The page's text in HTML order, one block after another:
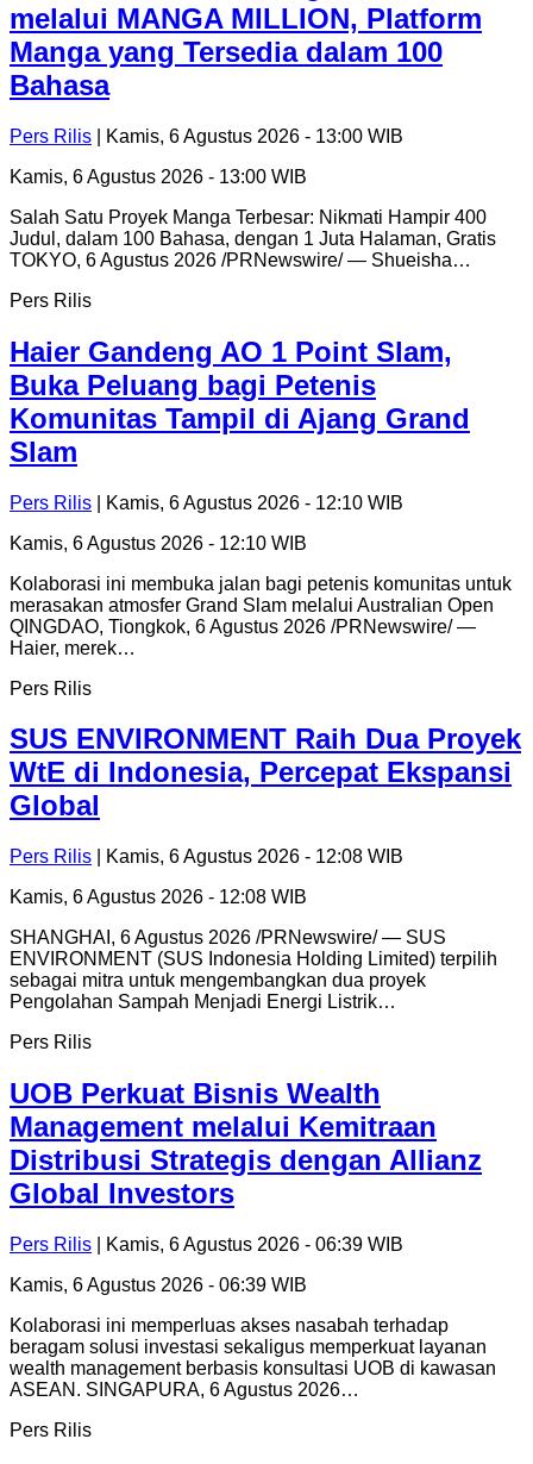
melalui MANGA MILLION, Platform
Manga yang Tersedia dalam 100
Bahasa
Pers Rilis | Kamis, 6 Agustus 2026 - 13:00 WIB
Kamis, 6 Agustus 2026 - 13:00 WIB
Salah Satu Proyek Manga Terbesar: Nikmati Hampir 400
Judul, dalam 100 Bahasa, dengan 1 Juta Halaman, Gratis
TOKYO, 6 Agustus 2026 /PRNewswire/ — Shueisha…
Pers Rilis
Haier Gandeng AO 1 Point Slam,
Buka Peluang bagi Petenis
Komunitas Tampil di Ajang Grand
Slam
Pers Rilis | Kamis, 6 Agustus 2026 - 12:10 WIB
Kamis, 6 Agustus 2026 - 12:10 WIB
Kolaborasi ini membuka jalan bagi petenis komunitas untuk
merasakan atmosfer Grand Slam melalui Australian Open
QINGDAO, Tiongkok, 6 Agustus 2026 /PRNewswire/ —
Haier, merek…
Pers Rilis
SUS ENVIRONMENT Raih Dua Proyek
WtE di Indonesia, Percepat Ekspansi
Global
Pers Rilis | Kamis, 6 Agustus 2026 - 12:08 WIB
Kamis, 6 Agustus 2026 - 12:08 WIB
SHANGHAI, 6 Agustus 2026 /PRNewswire/ — SUS
ENVIRONMENT (SUS Indonesia Holding Limited) terpilih
sebagai mitra untuk mengembangkan dua proyek
Pengolahan Sampah Menjadi Energi Listrik…
Pers Rilis
UOB Perkuat Bisnis Wealth
Management melalui Kemitraan
Distribusi Strategis dengan Allianz
Global Investors
Pers Rilis | Kamis, 6 Agustus 2026 - 06:39 WIB
Kamis, 6 Agustus 2026 - 06:39 WIB
Kolaborasi ini memperluas akses nasabah terhadap
beragam solusi investasi sekaligus memperkuat layanan
wealth management berbasis konsultasi UOB di kawasan
ASEAN. SINGAPURA, 6 Agustus 2026…
Pers Rilis